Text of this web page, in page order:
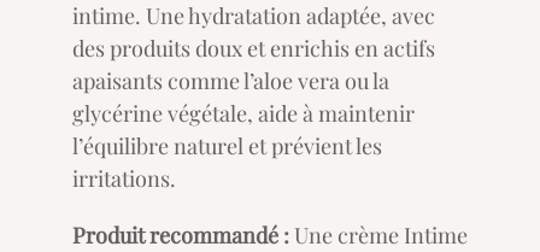
intime. Une hydratation adaptée, avec
des produits doux et enrichis en actifs
apaisants comme l’aloe vera ou la
glycérine végétale, aide à maintenir
l’équilibre naturel et prévient les
irritations.
Produit recommandé :Une crème Intime